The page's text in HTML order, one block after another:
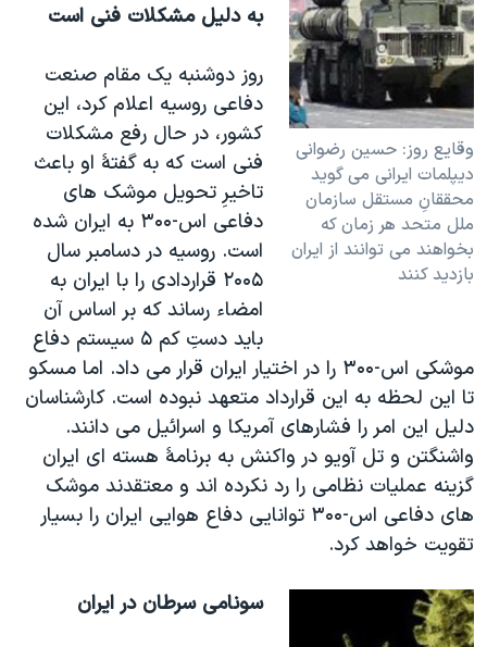
وقايع روز: حسين رضوانی
ديپلمات ايرانی می گويد
محققانِ مستقل سازمان
ملل متحد هر زمان که
بخواهند می توانند از ايران
بازديد کنند
به دليل مشکلات فنی است
روز دوشنبه يک مقام صنعت
دفاعی روسيه اعلام کرد، اين
کشور، در حال رفع مشکلات
فنی است که به گفتۀ او باعث
تاخيرِ تحويل موشک های
دفاعی اس-۳۰۰ به ايران شده
است. روسيه در دسامبر سال
۲۰۰۵ قراردادی را با ايران به
امضاء رساند که بر اساس آن
بايد دستِ کم ۵ سيستم دفاع
موشکی اس-۳۰۰ را در اختيار ايران قرار می داد. اما مسکو
تا اين لحظه به اين قرارداد متعهد نبوده است. کارشناسان
دليل اين امر را فشارهای آمريکا و اسرائيل می دانند.
واشنگتن و تل آويو در واکنش به برنامۀ هسته ای ايران
گزينه عمليات نظامی را رد نکرده اند و معتقدند موشک
های دفاعی اس-۳۰۰ توانايی دفاع هوايی ايران را بسيار
تقويت خواهد کرد.
سونامی سرطان در ايران